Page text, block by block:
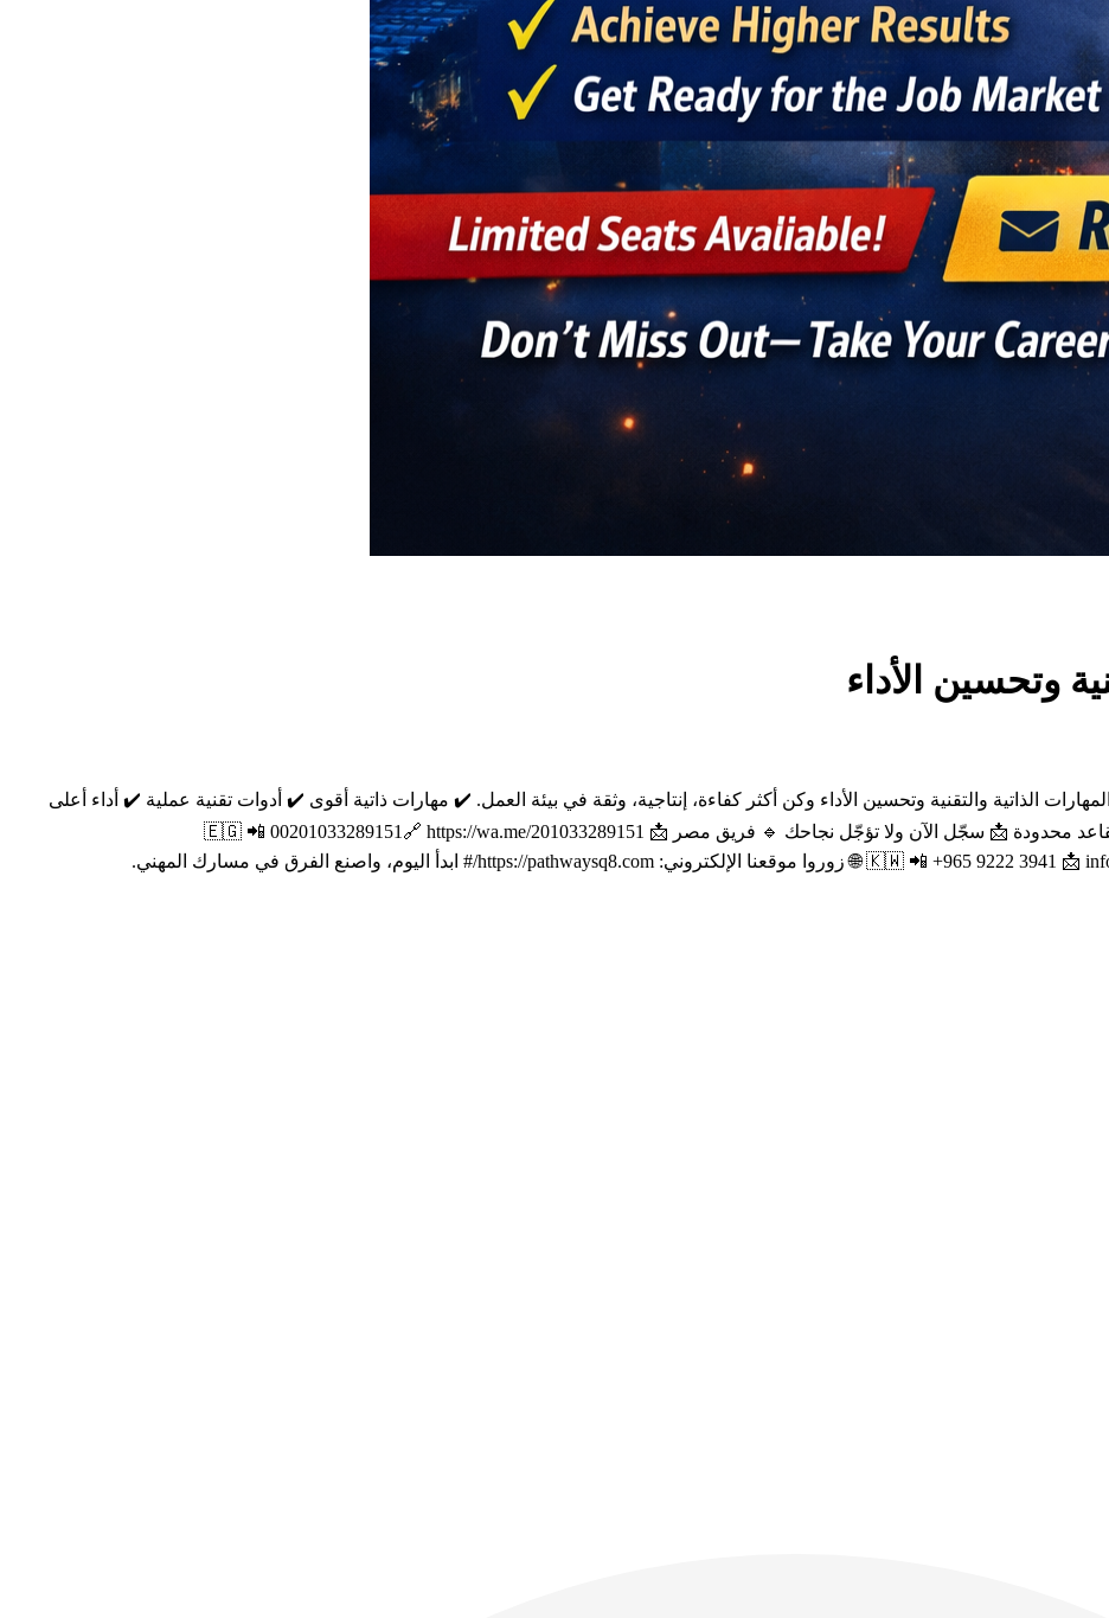
وتحسين الأداء
الذاتية والتقنية وتحسين الأداء وكن أكثر كفاءة، إنتاجية، وثقة في بيئة العمل. ✔️ مهارات ذاتية أقوى ✔️ أدوات تقنية عملية ✔️ أداء أعلى
ونتائج ملموسة ✔️ استعداد حقيقي لمتطلبات سوق العمل ⏳ المقاعد محدودة 📩 سجّل الآن ولا تؤجّل نجاحك 🔹 فريق مصر 🇪🇬 📲 00201033289151​ 🔗 https://wa.me/201033289151 📩